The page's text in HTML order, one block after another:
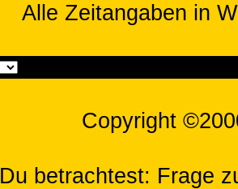
Alle Zeitangaben in
Copyright
Du betrachtest: Frage